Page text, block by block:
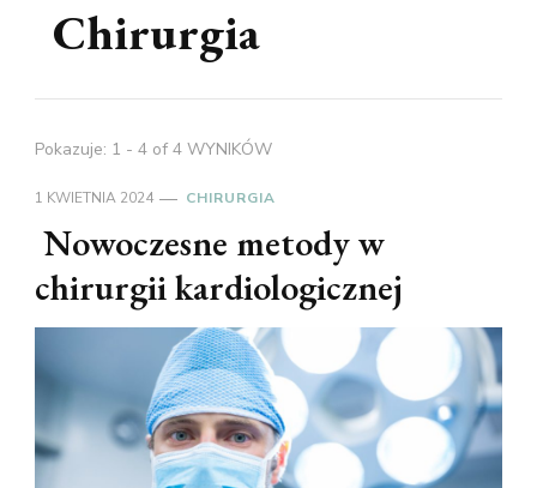
Chirurgia
Pokazuje: 1 - 4 of 4 WYNIKÓW
1 KWIETNIA 2024 CHIRURGIA
Nowoczesne metody w
chirurgii kardiologicznej